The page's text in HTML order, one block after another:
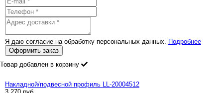
Я даю согласие на обработку персональных данных. Подробнее
Оформить заказ
Товар добавлен в корзину
Накладной/подвесной профиль LL-20004512